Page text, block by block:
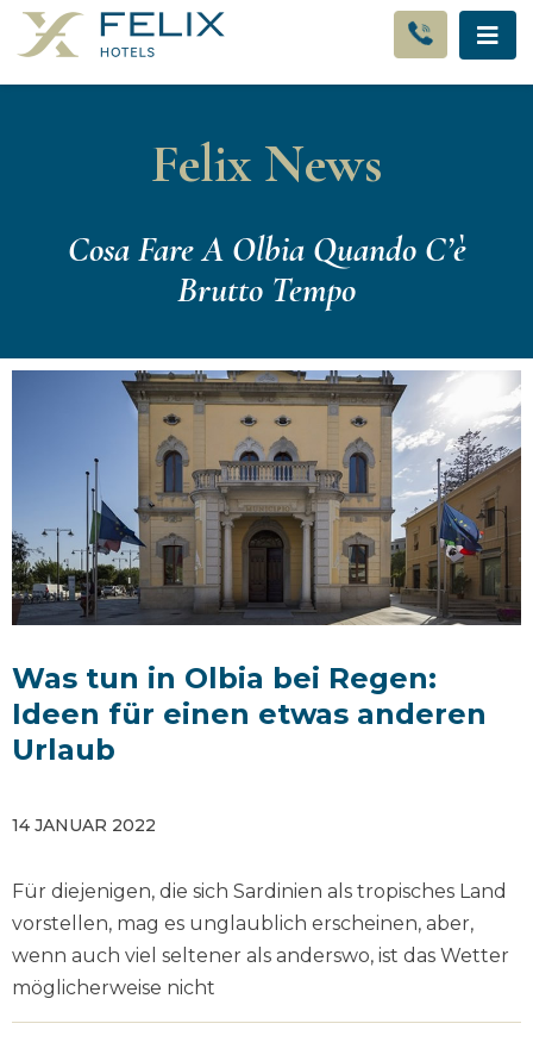
Felix News
Cosa Fare A Olbia Quando C’è
Brutto Tempo
Was tun in Olbia bei Regen:
Ideen für einen etwas anderen
Urlaub
14 JANUAR 2022
Für diejenigen, die sich Sardinien als tropisches Land
vorstellen, mag es unglaublich erscheinen, aber,
wenn auch viel seltener als anderswo, ist das Wetter
möglicherweise nicht